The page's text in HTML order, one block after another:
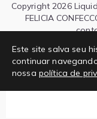
Este site salva seu
continuar
nossa política de
Copyright 2026
FELICIA